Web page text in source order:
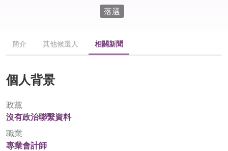
落選
簡介 其他候選人 相關新聞
個人背景
政黨
沒有政治聯繫資料
職業
專業會計師